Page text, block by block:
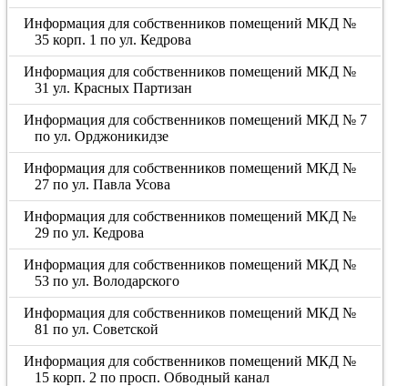
Информация для собственников помещений МКД №
35 корп. 1 по ул. Кедрова
Информация для собственников помещений МКД №
31 ул. Красных Партизан
Информация для собственников помещений МКД № 7
по ул. Орджоникидзе
Информация для собственников помещений МКД №
27 по ул. Павла Усова
Информация для собственников помещений МКД №
29 по ул. Кедрова
Информация для собственников помещений МКД №
53 по ул. Володарского
Информация для собственников помещений МКД №
81 по ул. Советской
Информация для собственников помещений МКД №
15 корп. 2 по просп. Обводный канал